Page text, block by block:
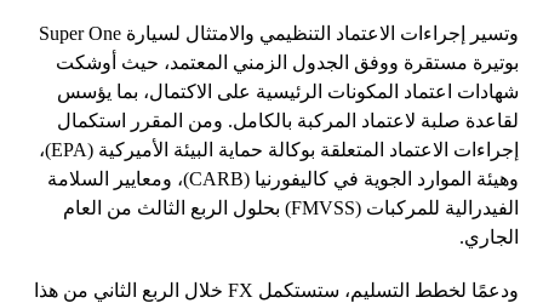
وتسير إجراءات الاعتماد التنظيمي والامتثال لسيارة Super One
بوتيرة مستقرة ووفق الجدول الزمني المعتمد، حيث أوشكت
شهادات اعتماد المكونات الرئيسية على الاكتمال، بما يؤسس
لقاعدة صلبة لاعتماد المركبة بالكامل. ومن المقرر استكمال
إجراءات الاعتماد المتعلقة بوكالة حماية البيئة الأميركية (EPA)،
وهيئة الموارد الجوية في كاليفورنيا (CARB)، ومعايير السلامة
الفيدرالية للمركبات (FMVSS) بحلول الربع الثالث من العام
الجاري.
ودعمًا لخطط التسليم، ستستكمل FX خلال الربع الثاني من هذا